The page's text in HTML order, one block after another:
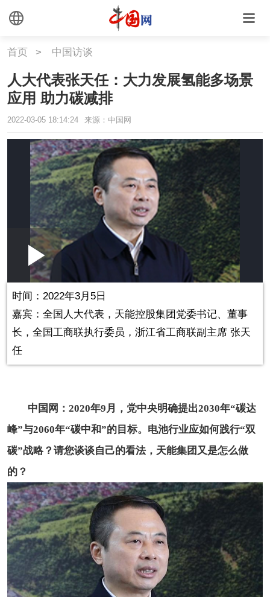
首页 > 中国访谈
人大代表张天任：大力发展氢能多场景
应用 助力碳减排
2022-03-05 18:14:24 来源：中国网
Play
Video
Play Mute
Picture-
in-
Picture
0:00
时间：2022年3月5日
嘉宾：全国人大代表，天能控股集团党委书记、董事
长，全国工商联执行委员，浙江省工商联副主席 张天
任
中国网：2020年9月，党中央明确提出2030年“碳达
峰”与2060年“碳中和”的目标。电池行业应如何践行“双
碳”战略？请您谈谈自己的看法， 天能集团又是怎么做
的？